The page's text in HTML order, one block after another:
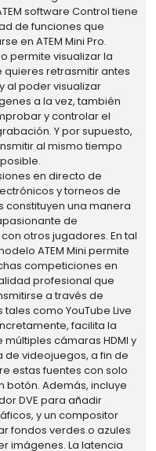
software Control tiene
de funciones que
en ATEM Mini Pro.
permite visualizar la
quieres retrasmitir antes
al poder visualizar
a la vez, también
y controlar el
Y por supuesto,
al mismo tiempo
en directo de
y torneos de
constituyen una manera
de
otros jugadores. En tal
ATEM Mini permite
competiciones en
profesional que
a través de
como YouTube Live
facilita la
múltiples cámaras HDMI y
de videojuegos, a fin de
estas fuentes con solo
botón. Además, incluye
DVE para añadir
y un compositor
fondos verdes o azules
imágenes. La latencia